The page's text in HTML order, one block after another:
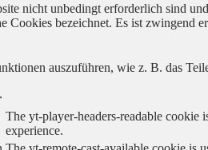
nicht unbedingt erforderlich sind
Cookies bezeichnet. Es ist zwingend
auszuführen, wie z. B. das
The yt-player-headers-readable cookie
experience.